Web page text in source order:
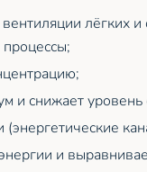
вентиляции лёгких
и снижает уровень
и